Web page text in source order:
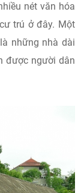
nét văn hóa
trú ở đây. Một
những nhà dài
được người dân